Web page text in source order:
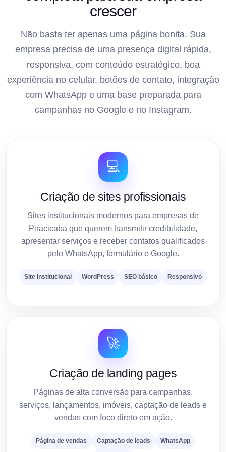
crescer
Não basta ter apenas uma página bonita. Sua
empresa precisa de uma presença digital rápida,
responsiva, com conteúdo estratégico, boa
experiência no celular, botões de contato, integração
com WhatsApp e uma base preparada para
campanhas no Google e no Instagram.
💻
Criação de sites profissionais
Sites institucionais modernos para empresas de
Piracicaba que querem transmitir credibilidade,
apresentar serviços e receber contatos qualificados
pelo WhatsApp, formulário e Google.
Site institucional WordPress SEO básico Responsivo
🚀
Criação de landing pages
Páginas de alta conversão para campanhas,
serviços, lançamentos, imóveis, captação de leads e
vendas com foco direto em ação.
Página de vendas Captação de leads WhatsApp